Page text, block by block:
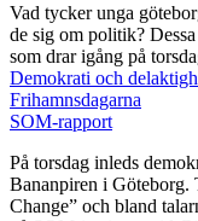
Vad tycker unga
de sig om politik?
som drar igång på
Demokrati och
Frihamnsdagarna
SOM-rapport
På torsdag inleds
Bananpiren i Göteborg.
Change” och bland